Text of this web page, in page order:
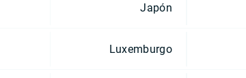
Japón
Luxemburgo